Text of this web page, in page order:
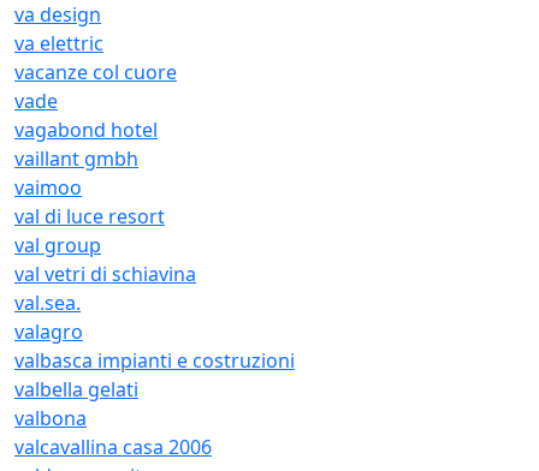
va design
va elettric
vacanze col cuore
vade
vagabond hotel
vaillant gmbh
vaimoo
val di luce resort
val group
val vetri di schiavina
val.sea.
valagro
valbasca impianti e costruzioni
valbella gelati
valbona
valcavallina casa 2006